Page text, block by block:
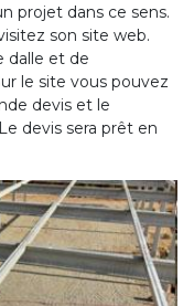
projet dans ce sens.
son site web.
dalle et de
le site vous pouvez
devis et le
devis sera prêt en